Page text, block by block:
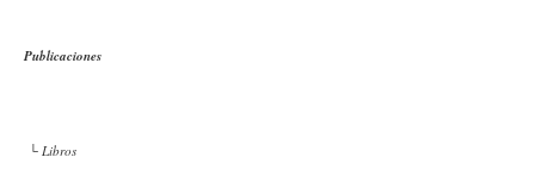
Publicaciones
└ Libros